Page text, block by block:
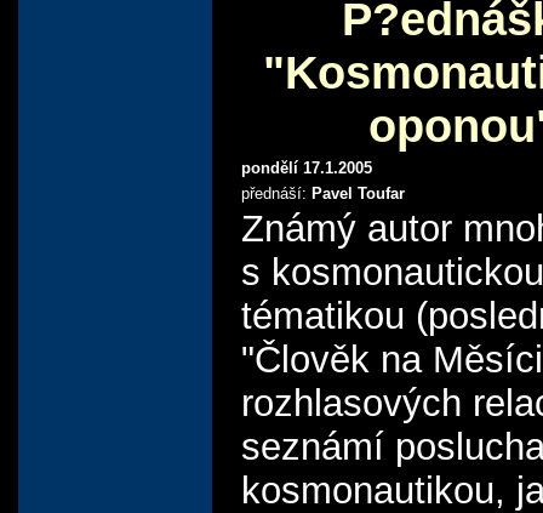
pondělí 17.1.2005
přednáší: Pavel Toufar
Známý autor
s kosmonautickou
tématikou
"Člověk na
rozhlasových
seznámí
kosmonautikou,